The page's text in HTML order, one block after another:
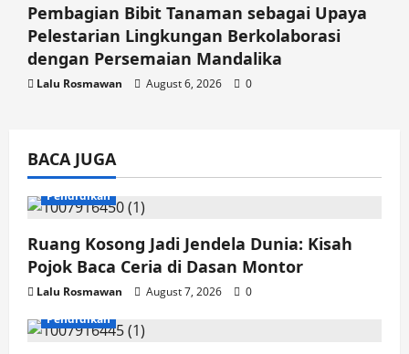
Pembagian Bibit Tanaman sebagai Upaya
Pelestarian Lingkungan Berkolaborasi
dengan Persemaian Mandalika
Lalu Rosmawan August 6, 2026 0
BACA JUGA
Pendidikan
Ruang Kosong Jadi Jendela Dunia: Kisah
Pojok Baca Ceria di Dasan Montor
Lalu Rosmawan August 7, 2026
0
Pendidikan